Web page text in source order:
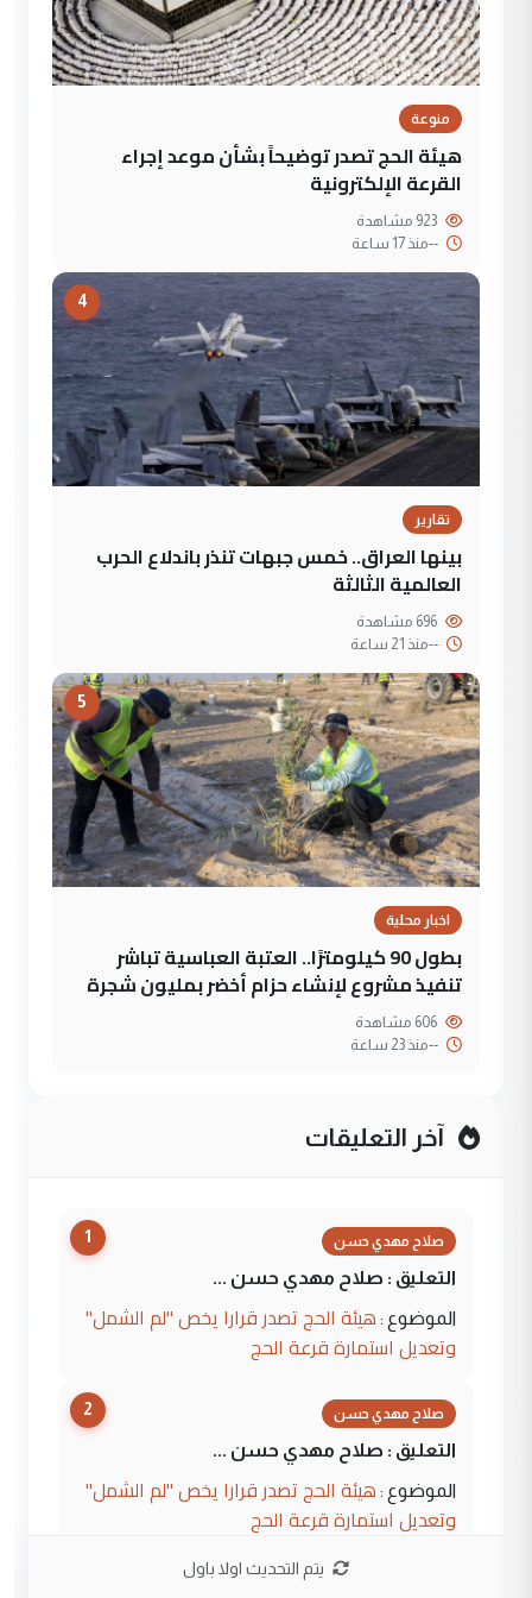
منوعة
هيئة الحج تصدر توضيحاً بشأن موعد إجراء
القرعة الإلكترونية
--منذ 17 ساعة
4
تقارير
بينها العراق.. خمس جبهات تنذر باندلاع الحرب
العالمية الثالثة
--منذ 21 ساعة
5
اخبار محلية
بطول 90 كيلومترًا.. العتبة العباسية تباشر
تنفيذ مشروع لإنشاء حزام أخضر بمليون شجرة
--منذ 23 ساعة
آخر التعليقات
1 صلاح مهدي حسن
التعليق : صلاح مهدي حسن ...
الموضوع : هيئة الحج تصدر قرارا يخص "لم الشمل"
وتعديل استمارة قرعة الحج
2 صلاح مهدي حسن
التعليق : صلاح مهدي حسن ...
الموضوع : هيئة الحج تصدر قرارا يخص "لم الشمل"
وتعديل استمارة قرعة الحج
يتم التحديث اولا باول